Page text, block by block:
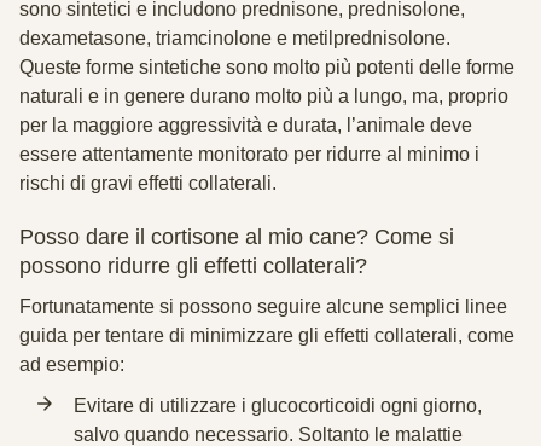
sono sintetici e includono prednisone, prednisolone,
dexametasone, triamcinolone e metilprednisolone.
Queste forme sintetiche sono molto più potenti delle forme
naturali e in genere durano molto più a lungo, ma, proprio
per la maggiore aggressività e durata, l’animale deve
essere attentamente monitorato per ridurre al minimo i
rischi di gravi effetti collaterali.
Posso dare il cortisone al mio cane? Come si
possono ridurre gli effetti collaterali?
Fortunatamente si possono seguire alcune semplici linee
guida per tentare di minimizzare gli effetti collaterali, come
ad esempio:
Evitare di utilizzare i glucocorticoidi ogni giorno,
salvo quando necessario. Soltanto le malattie